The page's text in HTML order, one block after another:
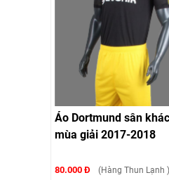
Áo Dortmund sân
mùa giải 2017-2018
80.000 Đ (Hàng Thun Lạnh )